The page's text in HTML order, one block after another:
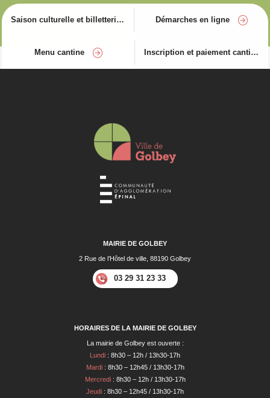
Saison culturelle et billetterie Démarches en ligne
Menu cantine Inscription et paiement cantine
MAIRIE DE GOLBEY
2 Rue de l’Hôtel de ville, 88190 Golbey
03 29 31 23 33
HORAIRES DE LA MAIRIE DE GOLBEY
La mairie de Golbey est ouverte :
Lundi : 8h30 – 12h / 13h30-17h
Mardi: 8h30 – 12h45 / 13h30-17h
Mercredi: 8h30 – 12h / 13h30-17h
Jeudi : 8h30 – 12h45 / 13h30-17h